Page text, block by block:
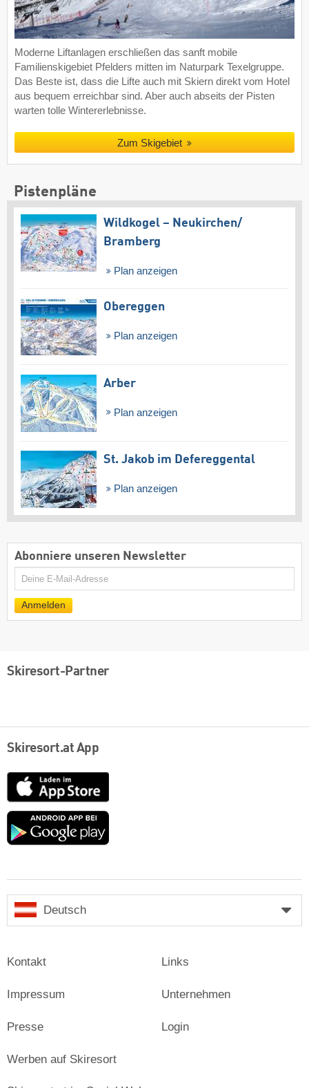
Moderne Liftanlagen erschließen das sanft mobile
Familienskigebiet Pfelders mitten im Naturpark Texelgruppe.
Das Beste ist, dass die Lifte auch mit Skiern direkt vom Hotel
aus bequem erreichbar sind. Aber auch abseits der Pisten
warten tolle Wintererlebnisse.
Zum Skigebiet
Pistenpläne
Wildkogel – Neukirchen/​
Bramberg
Plan anzeigen
Obereggen
Plan anzeigen
Arber
Plan anzeigen
St. Jakob im Defereggental
Plan anzeigen
Abonniere unseren Newsletter
E-
Anmelden
Skiresort-Partner
Skiresort.at App
App
Store
Google
Deutsch
Kontakt
Impressum
Presse
Links
Unternehmen
Login
Werben auf Skiresort